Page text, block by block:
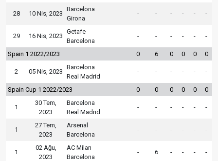
28 10 Nis, 2023
Barcelona
Girona
- - - - - -
29 16 Nis, 2023
Getafe
Barcelona
- - - - - -
Spain 1 2022/2023 0 6 0 0 0 0
2 05 Nis, 2023
Barcelona
Real Madrid
- - - - - -
Spain Cup 1 2022/2023 0 0 0 0 0 0
1
30 Tem,
2023
Barcelona
Real Madrid
- - - - - -
1
27 Tem,
2023
Arsenal
Barcelona
- - - - - -
1
02 Ağu,
2023
AC Milan
Barcelona
- 6 - - - -